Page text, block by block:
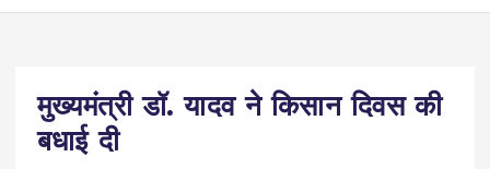
मुख्यमंत्री डॉ. यादव ने किसान दिवस की
बधाई दी